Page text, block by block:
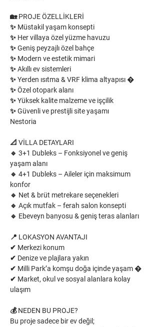
🏡 PROJE ÖZELLİKLERİ
✨ Müstakil yaşam konsepti
✨ Her villaya özel yüzme havuzu
✨ Geniş peyzajlı özel bahçe
✨ Modern ve estetik mimari
✨ Akıllı ev sistemleri
✨ Yerden ısıtma & VRF klima altyapısı �
✨ Özel otopark alanı
✨ Yüksek kalite malzeme ve işçilik
✨ Güvenli ve prestijli site yaşamı
Nestoria
📐 VİLLA DETAYLARI
🔹 3+1 Dubleks – Fonksiyonel ve geniş
yaşam alanı
🔹 4+1 Dubleks – Aileler için maksimum
konfor
🔹 Net & brüt metrekare seçenekleri
🔹 Açık mutfak – ferah salon konsepti
🔹 Ebeveyn banyosu & geniş teras alanları
📍 LOKASYON AVANTAJI
✔ Merkezi konum
✔ Denize ve plajlara yakın
✔ Milli Park’a komşu doğa içinde yaşam �
✔ Market, okul ve sosyal alanlara kolay
ulaşım
💰 NEDEN BU PROJE?
Bu proje sadece bir ev değil;